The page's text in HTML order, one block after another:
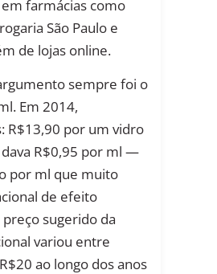
farmácias como
São Paulo e
de lojas online.
sempre foi o
Em 2014,
R$13,90 por um vidro
R$0,95 por ml —
por ml que muito
de efeito
preço sugerido da
variou entre
ao longo dos anos